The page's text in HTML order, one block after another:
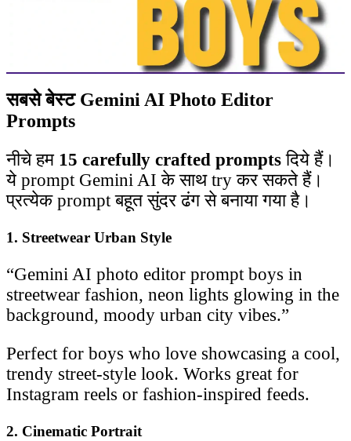
सबसे बेस्ट Gemini AI Photo Editor
Prompts
नीचे हम 15 carefully crafted prompts दिये हैं।
ये prompt Gemini AI के साथ try कर सकते हैं।
प्रत्येक prompt बहूत सुंदर ढंग से बनाया गया है।
1. Streetwear Urban Style
“Gemini AI photo editor prompt boys in
streetwear fashion, neon lights glowing in the
background, moody urban city vibes.”
Perfect for boys who love showcasing a cool,
trendy street-style look. Works great for
Instagram reels or fashion-inspired feeds.
2. Cinematic Portrait